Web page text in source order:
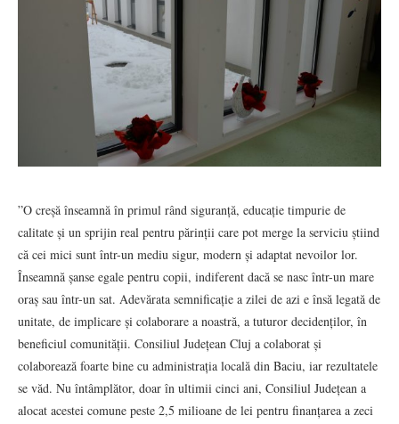
”O creșă înseamnă în primul rând siguranță, educație timpurie de
calitate și un sprijin real pentru părinții care pot merge la serviciu știind
că cei mici sunt într-un mediu sigur, modern și adaptat nevoilor lor.
Înseamnă șanse egale pentru copii, indiferent dacă se nasc într-un mare
oraș sau într-un sat. Adevărata semnificație a zilei de azi e însă legată de
unitate, de implicare și colaborare a noastră, a tuturor decidenților, în
beneficiul comunității. Consiliul Județean Cluj a colaborat și
colaborează foarte bine cu administrația locală din Baciu, iar rezultatele
se văd. Nu întâmplător, doar în ultimii cinci ani, Consiliul Județean a
alocat acestei comune peste 2,5 milioane de lei pentru finanțarea a zeci